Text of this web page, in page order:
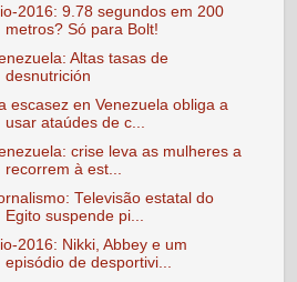
2016: 9.78 segundos em 200
metros? Só para Bolt!
Altas tasas de
desnutrición
escasez en Venezuela obliga a
usar ataúdes de c...
crise leva as mulheres a
recorrem à est...
Televisão estatal do
Egito suspende pi...
2016: Nikki, Abbey e um
episódio de desportivi...